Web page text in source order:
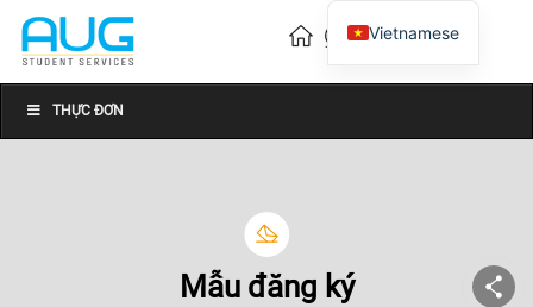
THỰC ĐƠN
Mẫu đăng ký
Vietnamese